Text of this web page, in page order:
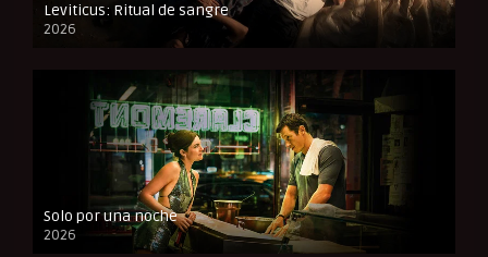
Leviticus: Ritual de sangre
2026
FULL HD
Solo por una noche
2026
CAM